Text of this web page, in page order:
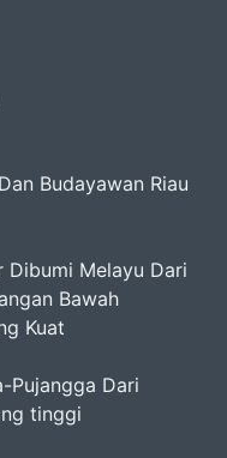
Budayawan Riau
Dibumi Melayu Dari
Bawah
Kuat
Pujangga Dari
tinggi